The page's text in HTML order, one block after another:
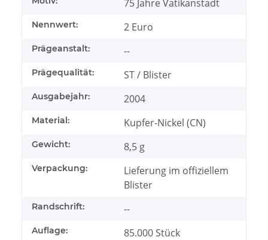
75 Jahre Vatikanstadt
Nennwert: 2 Euro
Prägeanstalt: --
Prägequalität: ST / Blister
Ausgabejahr: 2004
Material: Kupfer-Nickel (CN)
Gewicht: 8,5 g
Verpackung:
Lieferung im offiziellem
Blister
Randschrift: --
Auflage: 85.000 Stück